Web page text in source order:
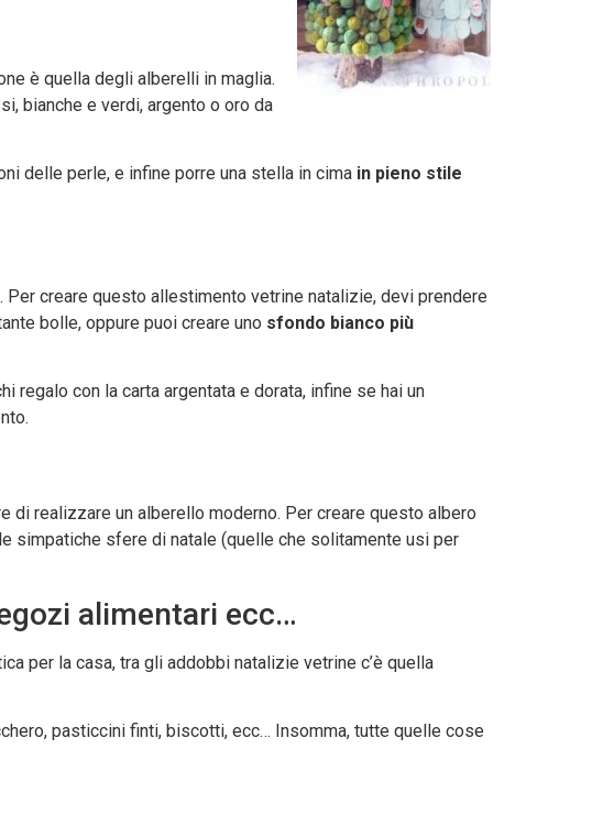
è quella degli alberelli in maglia.
bianche e verdi, argento o oro da
delle perle, e infine porre una stella in cima in pieno stile
Per creare questo allestimento vetrine natalizie, devi prendere
bolle, oppure puoi creare uno sfondo bianco più
regalo con la carta argentata e dorata, infine se hai un
realizzare un alberello moderno. Per creare questo albero
simpatiche sfere di natale (quelle che solitamente usi per
alimentari ecc…
per la casa, tra gli addobbi natalizie vetrine c’è quella
pasticcini finti, biscotti, ecc… Insomma, tutte quelle cose